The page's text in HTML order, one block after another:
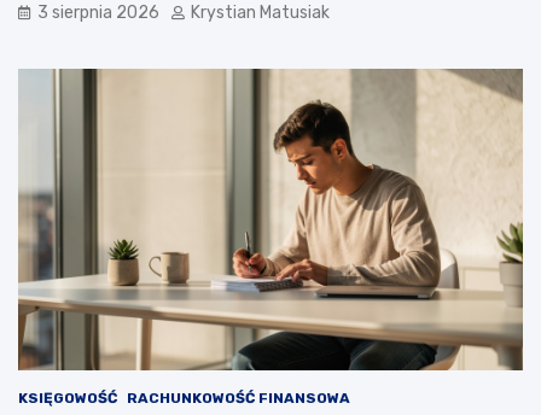
3 sierpnia 2026 Krystian Matusiak
KSIĘGOWOŚĆ RACHUNKOWOŚĆ FINANSOWA